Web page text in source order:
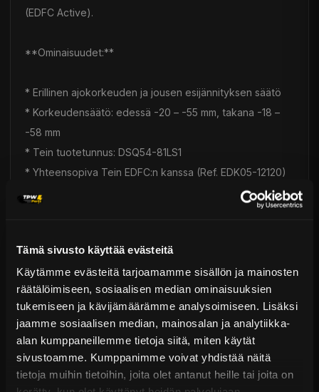
Tämä sivusto käyttää evästeitä
Käytämme evästeitä tarjoamamme sisällön ja mainosten
räätälöimiseen, sosiaalisen median ominaisuuksien
tukemiseen ja kävijämäärämme analysoimiseen. Lisäksi
jaamme sosiaalisen median, mainosalan ja analytiikka-
alan kumppaneillemme tietoja siitä, miten käytät
sivustoamme. Kumppanimme voivat yhdistää näitä
tietoja muihin tietoihin, joita olet antanut heille tai joita on
(EDFC Active).
**Ominaisuudet:**
* Erillinen ajokorkeuden ja jousen esijännityksen säätö
* Korkeudensäätö: edessä -20 – -55 mm, takana -18 –
-58 mm
* Tein tuotetunnus: DSQ54-81LS1
* Yhteensopiva Tein EDFC:n kanssa (Ref. EDK05-12120)
* Asennus suoraan ilman lisäosia (plug & play)
* Pallo-laakeroidut yläpään kiinnikkeet (camber-säätö
* Käännetty iskunvaimennin vähentää jousittamatonta
massaa (McPherson-tyyppi)
* Tein tarjoaa iskunvaimentimille huoltopalvelun
* Camber- ja caster-säätö yläpään kiinnikkeistä, sekä
camber-säätö myös iskunvaimentimen kiinnityksessä
eksentristen holkkien ansiosta